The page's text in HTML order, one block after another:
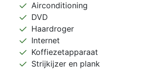
Airconditioning
DVD
Haardroger
Internet
Koffiezetapparaat
Strijkijzer en plank